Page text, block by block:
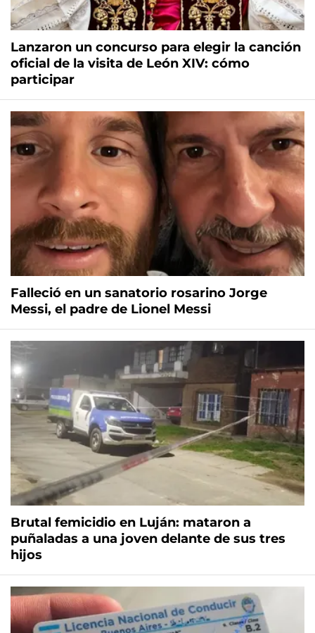
Lanzaron un concurso para elegir la canción
oficial de la visita de León XIV: cómo
participar
Falleció en un sanatorio rosarino Jorge
Messi, el padre de Lionel Messi
Brutal femicidio en Luján: mataron a
puñaladas a una joven delante de sus tres
hijos